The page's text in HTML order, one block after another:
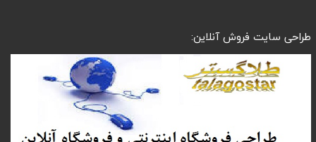
طراحی سایت فروش آنلاین: